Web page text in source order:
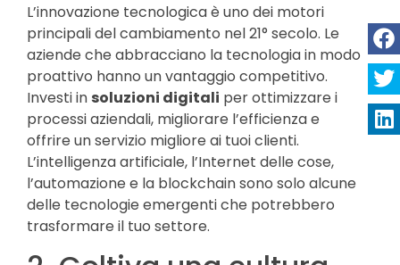
L’innovazione tecnologica è uno dei motori
principali del cambiamento nel 21° secolo. Le
aziende che abbracciano la tecnologia in modo
proattivo hanno un vantaggio competitivo.
Investi in soluzioni digitali per ottimizzare i
processi aziendali, migliorare l’efficienza e
offrire un servizio migliore ai tuoi clienti.
L’intelligenza artificiale, l’Internet delle cose,
l’automazione e la blockchain sono solo alcune
delle tecnologie emergenti che potrebbero
trasformare il tuo settore.